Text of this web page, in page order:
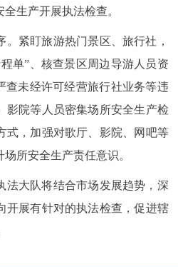
生产开展执法检查。
。紧盯旅游热门景区、旅行社，
单”、核查景区周边导游人员资
查未经许可经营旅行社业务等违
影院等人员密集场所安全生产检
式，加强对歌厅、影院、网吧等
所安全生产责任意识。
法大队将结合市场发展趋势，深
开展有针对的执法检查，促进辖